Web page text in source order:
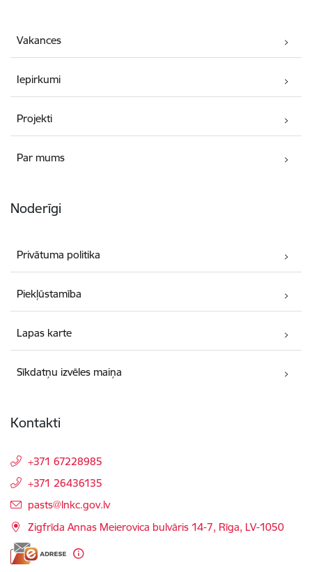
Vakances
Iepirkumi
Projekti
Par mums
Noderīgi
Privātuma politika
Piekļūstamība
Lapas karte
Sīkdatņu izvēles maiņa
Kontakti
+371 67228985
+371 26436135
E-pasts:
pasts@lnkc.gov.lv
Zigfrīda Annas Meierovica bulvāris 14-7, Rīga, LV-1050